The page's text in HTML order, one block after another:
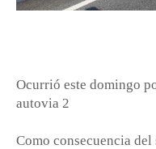
Ocurrió este domingo
autovia 2
Como consecuencia